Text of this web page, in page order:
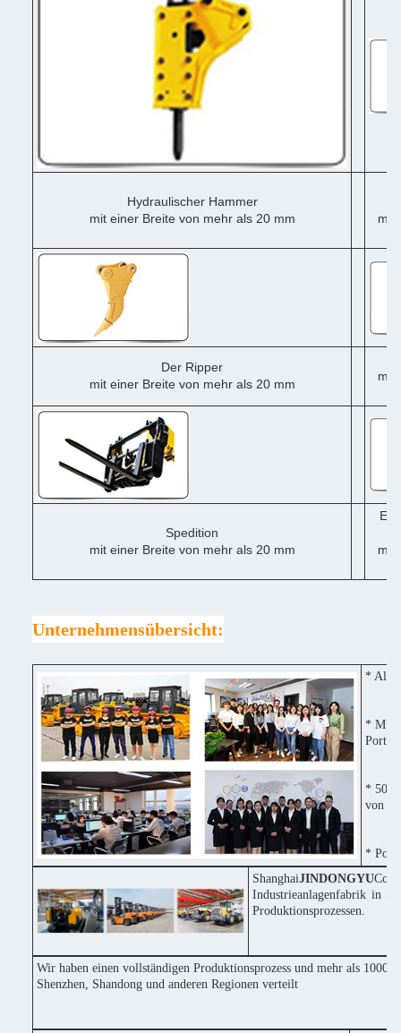
Hydraulischer Hammer
mit einer Breite von mehr als 20 mm
mit
Der Ripper
mit einer Breite von mehr als 20 mm
mit
Spedition
mit einer Breite von mehr als 20 mm
mit
Unternehmensübersicht:
* Alle
*
* 50%
von
*
ShanghaiJINDONGYU
Industrieanlagenfabrik in
Produktionsprozessen.
Wir haben einen vollständigen Produktionsprozess und mehr als 1000
Shenzhen, Shandong und anderen Regionen verteilt